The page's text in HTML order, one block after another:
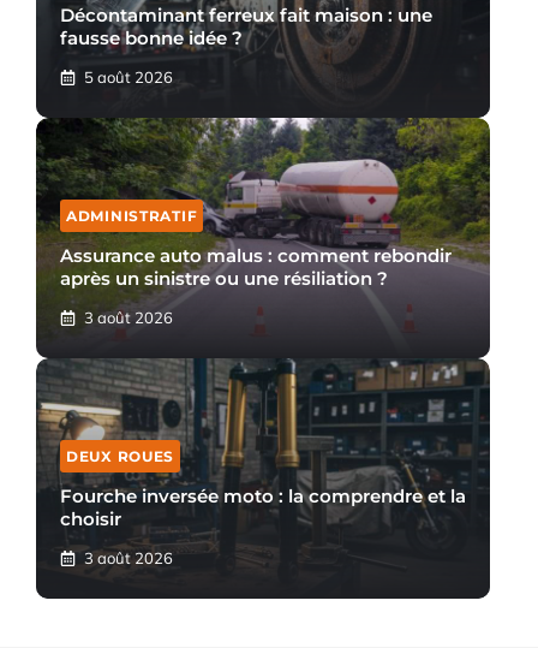
Décontaminant ferreux fait maison : une
fausse bonne idée ?
5 août 2026
ADMINISTRATIF
Assurance auto malus : comment rebondir
après un sinistre ou une résiliation ?
3 août 2026
DEUX ROUES
Fourche inversée moto : la comprendre et la
choisir
3 août 2026